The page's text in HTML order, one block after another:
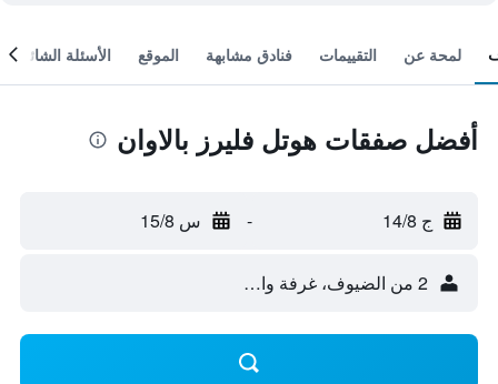
لمحة عن التقييمات فنادق مشابهة الموقع الأسئلة الشائعة
أفضل صفقات هوتل فليرز بالاوان
ج 14/8 - س 15/8
2 من الضيوف، غرفة واحدة